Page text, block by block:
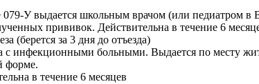
У выдается школьным врачом (или педиатром
прививок. Действительна в течение 6
(берется за 3 дня до отъезда)
с инфекционными больными. Выдается по месту
форме.
в течение 6 месяцев